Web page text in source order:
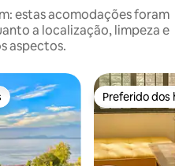
estas acomodações foram
a localização, limpeza e
aspectos.
dos hóspedes Preferido dos
Preferido dos